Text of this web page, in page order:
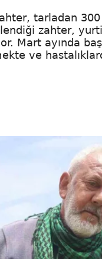
tarladan
zahter,
Mart ayında
ve